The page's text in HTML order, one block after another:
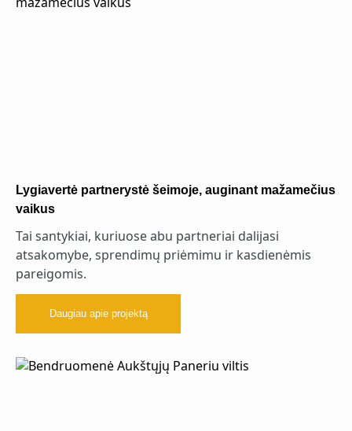
Lygiavertė partnerystė šeimoje, auginant mažamečius
vaikus
Tai santykiai, kuriuose abu partneriai dalijasi
atsakomybe, sprendimų priėmimu ir kasdienėmis
pareigomis.
Daugiau apie projektą